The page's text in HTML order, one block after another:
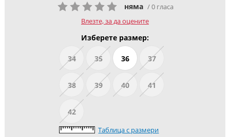
няма / 0 гласа
Влезте, за да оцените
Изберете размер:
34 35 36 37
38 39 40 41
42
Таблица с размери